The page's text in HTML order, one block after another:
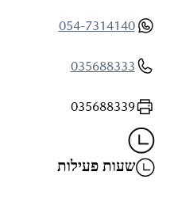
054-7314140
035688333
035688339
שעות פעילות